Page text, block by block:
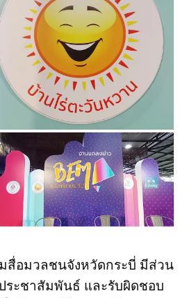
สื่อมวลชนจังหวัดกระบี่ มีส่วน
ระชาสัมพันธ์ และรับผิดชอบ